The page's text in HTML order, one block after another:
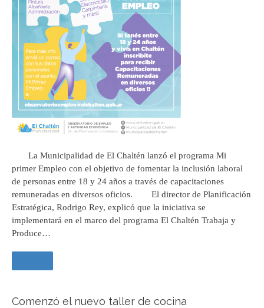
La Municipalidad de El Chaltén lanzó el programa Mi
primer Empleo con el objetivo de fomentar la inclusión laboral
de personas entre 18 y 24 años a través de capacitaciones
remuneradas en diversos oficios. El director de Planificación
Estratégica, Rodrigo Rey, explicó que la iniciativa se
implementará en el marco del programa El Chaltén Trabaja y
Produce…
Comenzó el nuevo taller de cocina